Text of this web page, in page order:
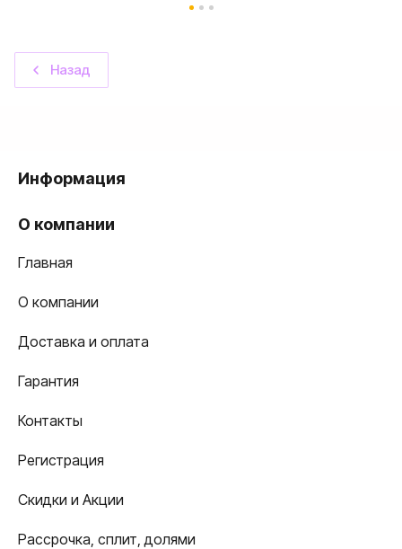
Назад
Информация
О компании
Главная
О компании
Доставка и оплата
Гарантия
Контакты
Регистрация
Скидки и Акции
Рассрочка, сплит, долями